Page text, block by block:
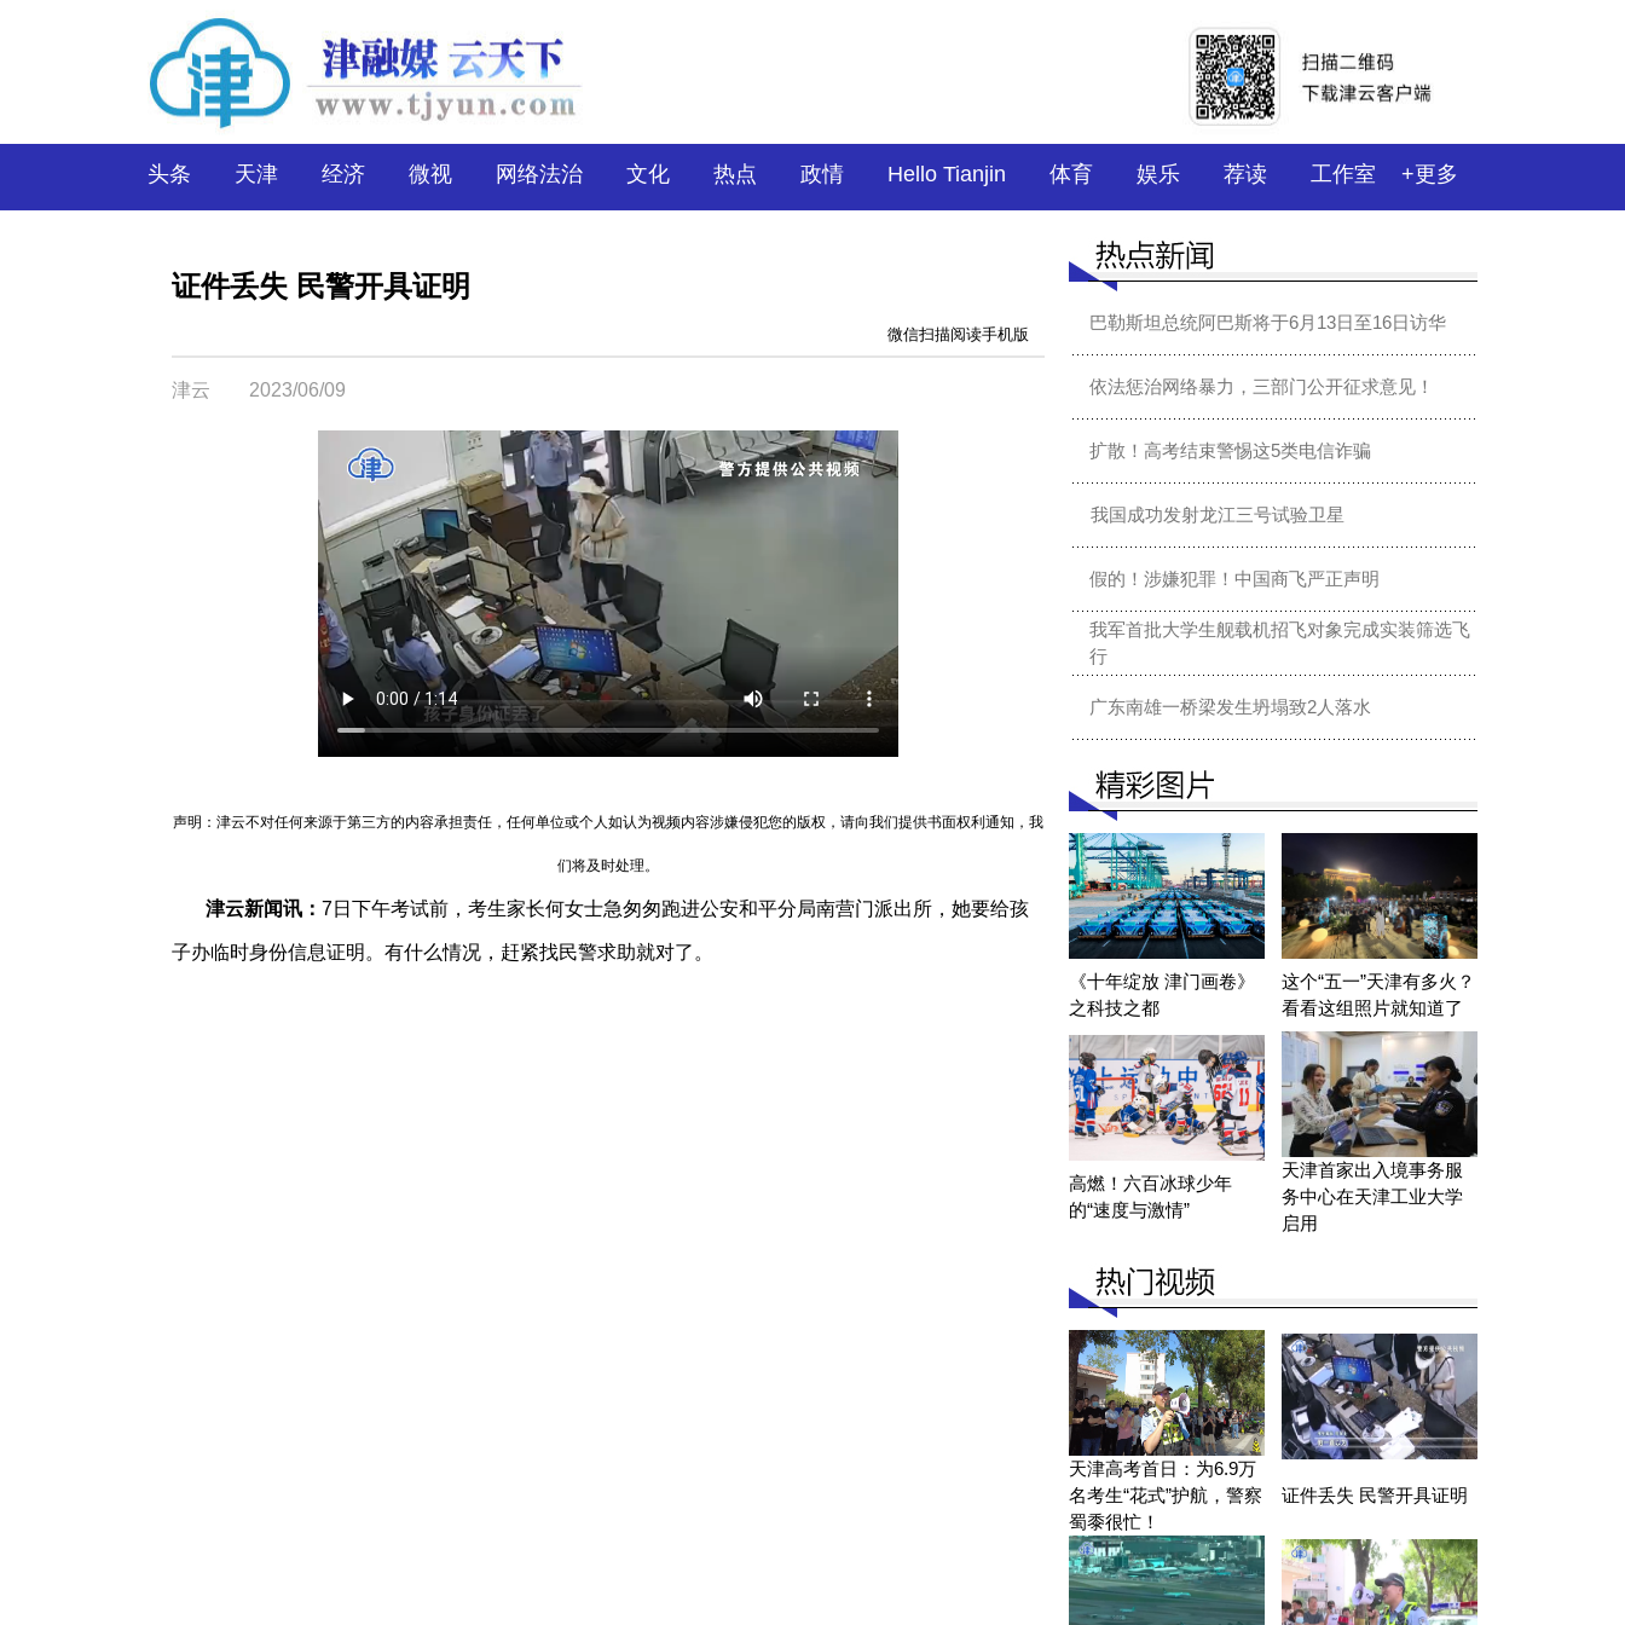
头条 天津 经济 微视 网络法治 文化 热点 政情 Hello Tianjin 体育 娱乐 荐读 工作室 +更多
证件丢失 民警开具证明
微信扫描阅读手机版
津云 2023/06/09
声明：津云不对任何来源于第三方的内容承担责任，任何单位或个人如认为视频内容涉嫌侵犯您的版权，请向我们提供书面权利通知，我
们将及时处理。
津云新闻讯： 7日下午考试前，考生家长何女士急匆匆跑进公安和平分局南营门派出所，她要给孩
子办临时身份信息证明。有什么情况，赶紧找民警求助就对了。
巴勒斯坦总统阿巴斯将于6月13日至16日访华
依法惩治网络暴力，三部门公开征求意见！
扩散！高考结束警惕这5类电信诈骗
我国成功发射龙江三号试验卫星
假的！涉嫌犯罪！中国商飞严正声明
我军首批大学生舰载机招飞对象完成实装筛选飞
行
广东南雄一桥梁发生坍塌致2人落水
《十年绽放 津门画卷》
之科技之都
这个“五一”天津有多火？
看看这组照片就知道了
高燃！六百冰球少年
的“速度与激情”
天津首家出入境事务服
务中心在天津工业大学
启用
天津高考首日：为6.9万
名考生“花式”护航，警察
蜀黍很忙！
证件丢失 民警开具证明